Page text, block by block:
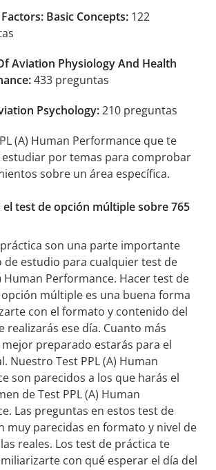
Basic Concepts: 122
Aviation Physiology And Health
433 preguntas
Psychology:210 preguntas
(A) Human Performance que te
estudiar por temas para comprobar
sobre un área específica.
el test de opción múltiple sobre 765
son una parte importante
de estudio para cualquier test de
Human Performance. Hacer test de
múltiple es una buena forma
con el formato y contenido del
realizarás ese día. Cuanto más
preparado estarás para el
Nuestro Test PPL (A) Human
son parecidos a los que harás el
de Test PPL (A) Human
Las preguntas en estos test de
muy parecidas en formato y nivel de
reales. Los test de práctica te
con qué esperar el día del